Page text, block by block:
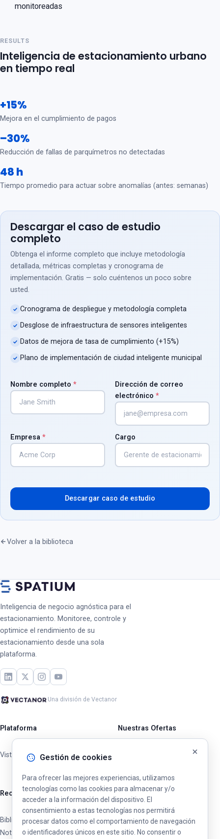
monitoreadas
RESULTS
Inteligencia de estacionamiento urbano
en tiempo real
+15%
Mejora en el cumplimiento de pagos
–30%
Reducción de fallas de parquímetros no detectadas
48 h
Tiempo promedio para actuar sobre anomalías (antes: semanas)
Descargar el caso de estudio
completo
Obtenga el informe completo que incluye metodología
detallada, métricas completas y cronograma de
implementación. Gratis — solo cuéntenos un poco sobre
usted.
Cronograma de despliegue y metodología completa
Desglose de infraestructura de sensores inteligentes
Datos de mejora de tasa de cumplimiento (+15%)
Plano de implementación de ciudad inteligente municipal
Nombre completo *
Dirección de correo
electrónico *
Empresa * Cargo
Descargar caso de estudio
Volver a la biblioteca
Inteligencia de negocio agnóstica para el
estacionamiento. Monitoree, controle y
optimice el rendimiento de su
estacionamiento desde una sola
plataforma.
Una división de Vectanor
Plataforma
Vista general
Nuestras Ofertas
Recursos
Biblioteca
Noticias y Actualizaciones
Gestión de cookies
Para ofrecer las mejores experiencias, utilizamos
tecnologías como las cookies para almacenar y/o
acceder a la información del dispositivo. El
consentimiento a estas tecnologías nos permitirá
procesar datos como el comportamiento de navegación
o identificadores únicos en este sitio. No consentir o